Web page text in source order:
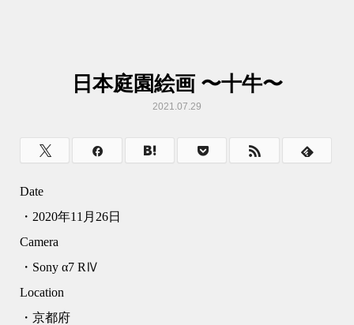
日本庭園絵画 〜十牛〜
2021.07.29
Date
・2020年11月26日
Camera
・Sony α7 RⅣ
Location
・京都府